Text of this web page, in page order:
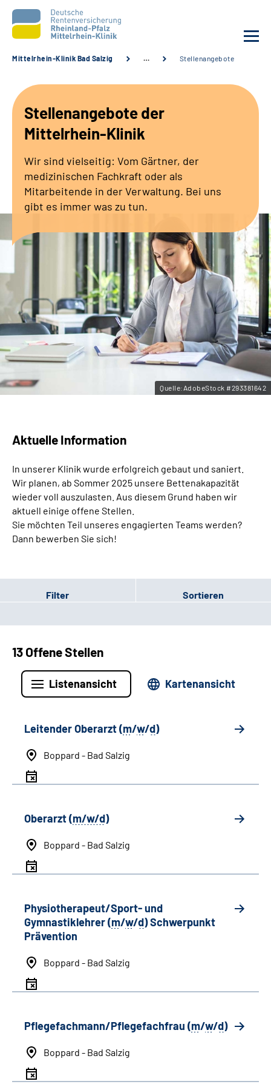
Unsere Angebote
Karriere
Zuweisende &
Leichte Sprache
Gebärdensprache
Mittelrhein-Klinik Bad Salzig … Stellenangebote
Stellenangebote der
Mittelrhein-Klinik
Wir sind vielseitig: Vom Gärtner, der
medizinischen Fachkraft oder als
Mitarbeitende in der Verwaltung. Bei uns
gibt es immer was zu tun.
Quelle:AdobeStock #293381642
Aktuelle Information
In unserer Klinik wurde erfolgreich gebaut und saniert.
Wir planen, ab Sommer 2025 unsere Bettenakapazität
wieder voll auszulasten. Aus diesem Grund haben wir
aktuell einige offene Stellen.
Sie möchten Teil unseres engagierten Teams werden?
Dann bewerben Sie sich!
Filter Sortieren
13 Offene Stellen
Listenansicht Kartenansicht
Leitender Oberarzt (m/w/d)
Boppard - Bad Salzig
Oberarzt (m/w/d)
Boppard - Bad Salzig
Physiotherapeut/Sport- und
Gymnastiklehrer (m/w/d) Schwerpunkt
Prävention
Boppard - Bad Salzig
Pflegefachmann/Pflegefachfrau (m/w/d)
Boppard - Bad Salzig